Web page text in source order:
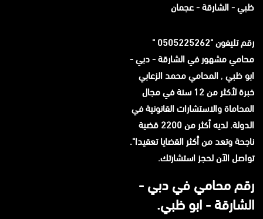
ظبي - الشارقة - عجمان
رقم تليفون "0505225262 "
محامي مشهور في الشارقة - دبي -
ابو ظبي , المحامي محمد الزعابي
خبرة لأكثر من 12 سنة في مجال
المحاماة والاستشارات القانونية في
الدولة. لديه أكثر من 2200 قضية
ناجحة وتعد من أكثر القضايا تعقيدا".
تواصل الآن لحجز استشارتك.
رقم محامي في دبي -
الشارقة - ابو ظبي.